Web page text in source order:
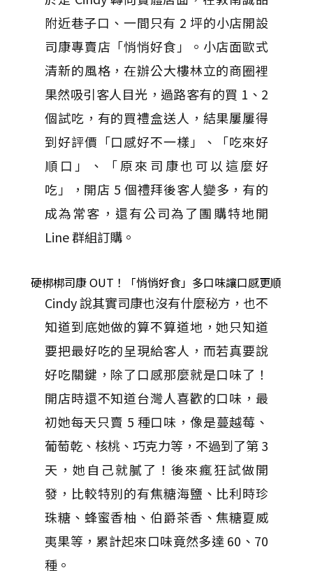
附近巷子口、一間只有 2 坪的小店開設
司康專賣店「悄悄好食」。小店面歐式
清新的風格，在辦公大樓林立的商圈裡
果然吸引客人目光，過路客有的買 1、2
個試吃，有的買禮盒送人，結果屢屢得
到好評價「口感好不一樣」、「吃來好
順口」、「原來司康也可以這麼好
吃」，開店 5 個禮拜後客人變多，有的
成為常客，還有公司為了團購特地開
Line 群組訂購。
硬梆梆司康 OUT！「悄悄好食」多口味讓口感更順
Cindy 說其實司康也沒有什麼秘方，也不
知道到底她做的算不算道地，她只知道
要把最好吃的呈現給客人，而若真要說
好吃關鍵，除了口感那麼就是口味了！
開店時還不知道台灣人喜歡的口味，最
初她每天只賣 5 種口味，像是蔓越莓、
葡萄乾、核桃、巧克力等，不過到了第 3
天，她自己就膩了！後來瘋狂試做開
發，比較特別的有焦糖海鹽、比利時珍
珠糖、蜂蜜香柚、伯爵茶香、焦糖夏威
夷果等，累計起來口味竟然多達 60、70
種。